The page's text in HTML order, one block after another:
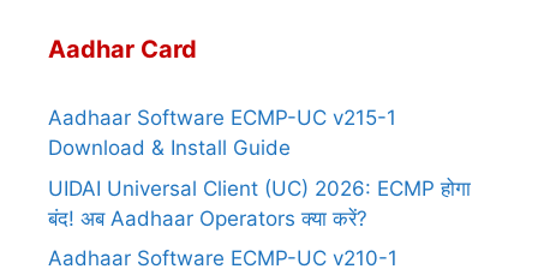
Aadhar Card
Aadhaar Software ECMP-UC v215-1
Download & Install Guide
UIDAI Universal Client (UC) 2026: ECMP होगा
बंद! अब Aadhaar Operators क्या करें?
Aadhaar Software ECMP-UC v210-1